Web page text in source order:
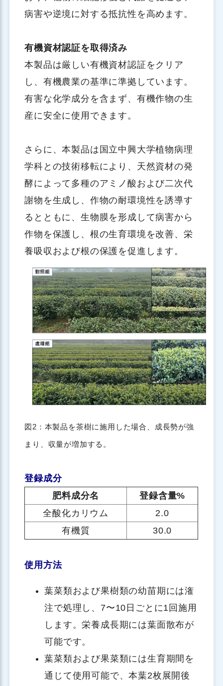
病害や逆境に対する抵抗性を高めます。
有機資材認証を取得済み
本製品は厳しい有機資材認証をクリア
し、有機農業の基準に準拠しています。
有害な化学成分を含まず、有機作物の生
産に安全に使用できます。
さらに、本製品は国立中興大学植物病理
学科との技術移転により、天然資材の発
酵によって多種のアミノ酸および二次代
謝物を生成し、作物の耐環境性を誘導す
るとともに、生物膜を形成して病害から
作物を保護し、根の生育環境を改善、栄
養吸収および根の保護を促進します。
図2：本製品を茶樹に施用した場合、成長勢が強
まり、収量が増加する。
登録成分
肥料成分名
登録含量%
全酸化カリウム
2.0
有機質
30.0
使用方法
葉菜類および果樹類の幼苗期には潅
注で処理し、7〜10日ごとに1回施用
します。栄養成長期には葉面散布が
可能です。
葉菜類および果菜類には生育期間を
通じて使用可能で、本葉2枚展開後